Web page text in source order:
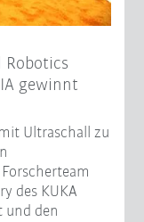
Robotics
gewinnt
Ultraschall zu
des KUKA
und den